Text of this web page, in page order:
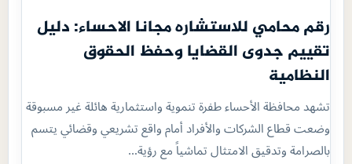
رقم محامي للاستشاره مجانا الاحساء: دليل
تقييم جدوى القضايا وحفظ الحقوق
النظامية
تشهد محافظة الأحساء طفرة تنموية واستثمارية هائلة غير مسبوقة
وضعت قطاع الشركات والأفراد أمام واقع تشريعي وقضائي يتسم
بالصرامة وتدقيق الامتثال تماشياً مع رؤية…